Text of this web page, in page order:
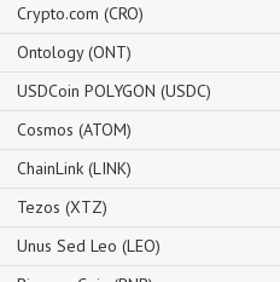
Crypto.com (CRO)
Ontology (ONT)
USDCoin POLYGON (USDC)
Cosmos (ATOM)
ChainLink (LINK)
Tezos (XTZ)
Unus Sed Leo (LEO)